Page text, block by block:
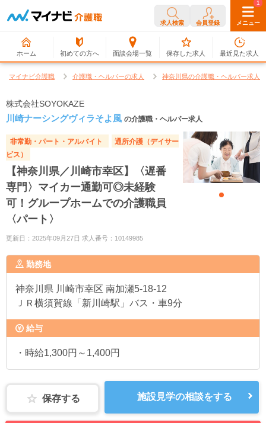
求人検索 会員登録 メニュー
ホーム 初めての方へ 面談会場一覧
0
保存した求人
1
最近見た求人
マイナビ介護職 介護職・ヘルパーの求人 神奈川県の介護職・ヘルパー求人
株式会社SOYOKAZE
川崎ナーシングヴィラそよ風 の介護職・ヘルパー求人
非常勤・パート・アルバイト
通所介護（デイサー
ビス）
【神奈川県／川崎市幸区】〈遅番
専門〉マイカー通勤可◎未経験
可！グループホームでの介護職員
〈パート〉
更新日：2025年09月27日 求人番号：10149985
勤務地
神奈川県 川崎市幸区 南加瀬5-18-12
ＪＲ横須賀線「新川崎駅」バス・車9分
給与
・時給1,300円～1,400円
保存する 施設見学の相談をする